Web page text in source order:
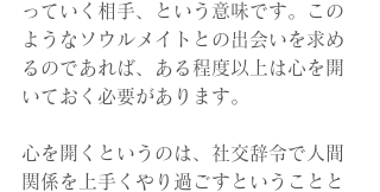
っていく相手、という意味です。この
ようなソウルメイトとの出会いを求め
るのであれば、ある程度以上は心を開
いておく必要があります。
心を開くというのは、社交辞令で人間
関係を上手くやり過ごすということと